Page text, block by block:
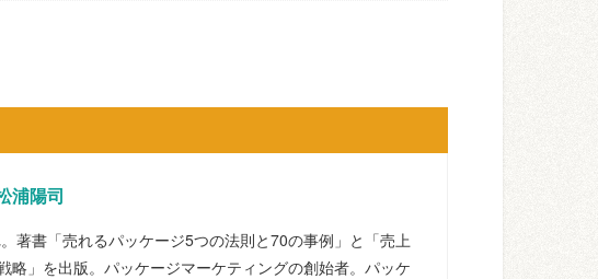
浦陽司
著書「売れるパッケージ5つの法則と70の事例」と「売上
略」を出版。パッケージマーケティングの創始者。パッケ